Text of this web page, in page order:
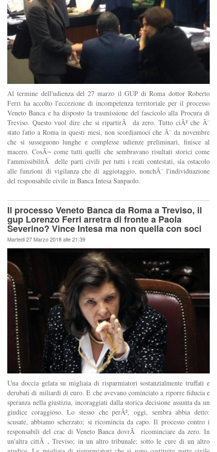
Al termine dell'udienza del 27 marzo il GUP di Roma dottor Roberto
Ferri ha accolto l'eccezione di incompetenza territoriale per il processo
Veneto Banca e ha disposto la trasmissione del fascicolo alla Procura di
Treviso. Questo vuol dire che si ripartirÃ da zero. Tutto ciÃ² che Ã¨
stato fatto a Roma in questi mesi, non scordiamoci che Ã¨ da novembre
che si susseguono lunghe e complesse udienze preliminari, finisce al
macero. CosÃ¬ come tutti quelli che sembravano risultati storici come
l'ammissibilitÃ delle parti civili per tutti i reati contestati, sia ostacolo
alle funzioni di vigilanza che di aggiotaggio, nonchÃ¨ l'individuazione
del responsabile civile in Banca Intesa Sanpaolo.
Il processo Veneto Banca da Roma a Treviso, il
gup Lorenzo Ferri arretra di fronte a Paola
Severino? Vince Intesa ma non quella con soci
Martedi 27 Marzo 2018 alle 21:39
Una doccia gelata su migliaia di risparmiatori sostanzialmente truffati e
derubati di miliardi di euro. E che avevano cominciato a riporre fiducia e
speranza nella giustizia, incoraggiati dalla storica decisione assunta da un
giudice coraggioso. Lo stesso che perÃ², oggi, sembra abbia detto:
scusate, abbiamo scherzato; si ricomincia da capo. Il processo contro i
responsabili del crac di Veneto Banca dovrÃ ricominciare da zero. In
un'altra cittÃ , Treviso; in un altro tribunale; sotto le cure di un altro